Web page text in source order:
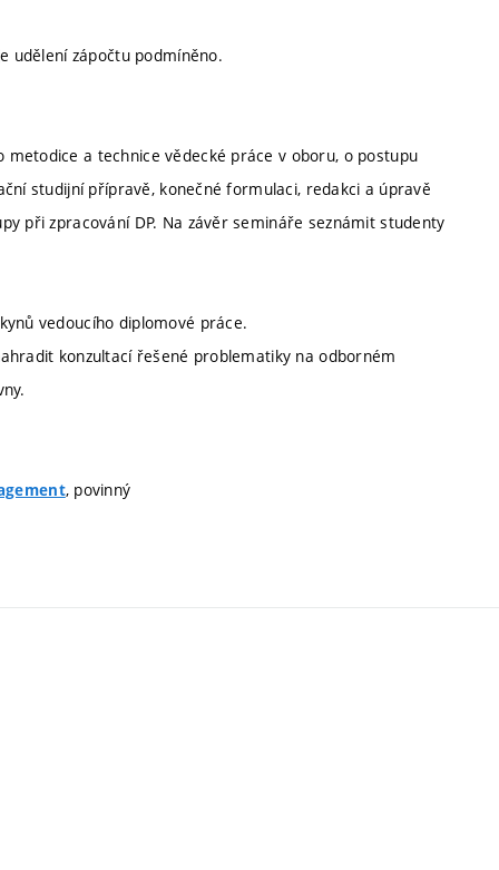
udělení zápočtu podmíněno.
a technice vědecké práce v oboru, o postupu
studijní přípravě, konečné formulaci, redakci a úpravě
při zpracování DP. Na závěr semináře seznámit studenty
vedoucího diplomové práce.
konzultací řešené problematiky na odborném
, povinný